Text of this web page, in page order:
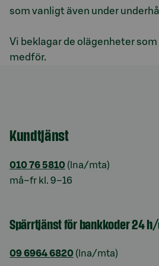
som vanligt även under
Vi beklagar de olägenheter
medför.
Kundtjänst
010 76 5810 (lna/mta)
må–fr kl. 9–16
Spärrtjänst för bankkoder 24
09 6964 6820 (lna/mta)